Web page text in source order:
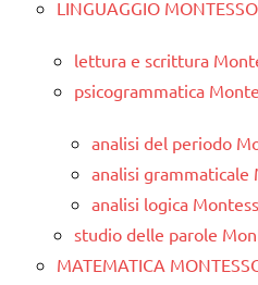
LINGUAGGIO
lettura e scrittura
psicogrammatica
analisi del periodo
analisi grammaticale
analisi logica
studio delle parole
MATEMATICA